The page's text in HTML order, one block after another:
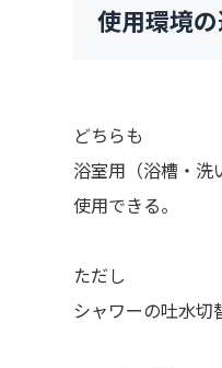
使用環境
どちらも
浴室用（浴槽・洗
使用できる。
ただし
シャワーの吐水切